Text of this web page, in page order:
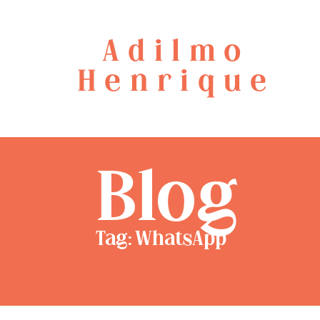
Adilmo
Henrique
Blog
Tag: WhatsApp